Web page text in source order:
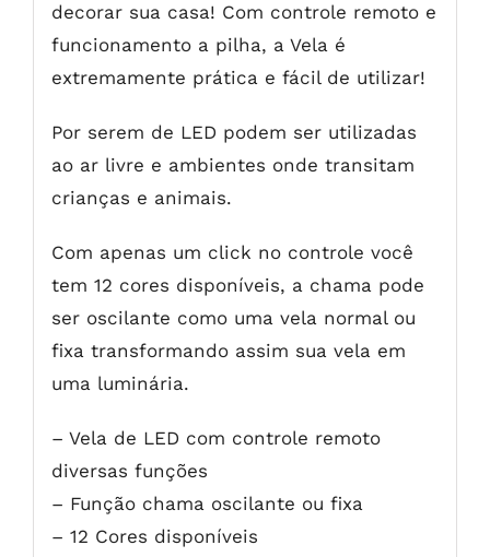
decorar sua casa! Com controle remoto e
funcionamento a pilha, a Vela é
extremamente prática e fácil de utilizar!
Por serem de LED podem ser utilizadas
ao ar livre e ambientes onde transitam
crianças e animais.
Com apenas um click no controle você
tem 12 cores disponíveis, a chama pode
ser oscilante como uma vela normal ou
fixa transformando assim sua vela em
uma luminária.
– Vela de LED com controle remoto
diversas funções
– Função chama oscilante ou fixa
– 12 Cores disponíveis